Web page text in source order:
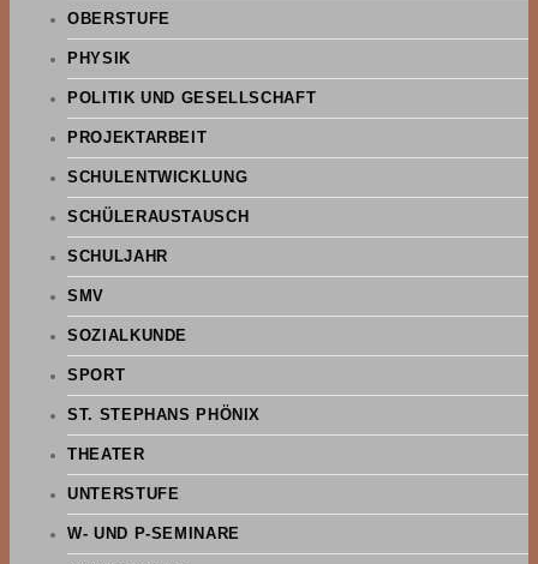
OBERSTUFE
PHYSIK
POLITIK UND GESELLSCHAFT
PROJEKTARBEIT
SCHULENTWICKLUNG
SCHÜLERAUSTAUSCH
SCHULJAHR
SMV
SOZIALKUNDE
SPORT
ST. STEPHANS PHÖNIX
THEATER
UNTERSTUFE
W- UND P-SEMINARE